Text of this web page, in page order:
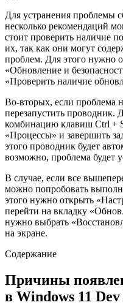
Для устранения проблемы
несколько рекомендаций
стоит проверить наличие
их, так как они могут
проблем. Для этого нужно
«Обновление и
«Проверить наличие
Во-вторых, если проблема
перезапустить проводник.
комбинацию клавиш Ctrl +
«Процессы» и завершить
этого проводник будет
возможно, проблема будет
В случае, если все
можно попробовать
этого нужно открыть
перейти на вкладку
нужно выбрать
на экране.
Содержание
Причины
в Windows 11